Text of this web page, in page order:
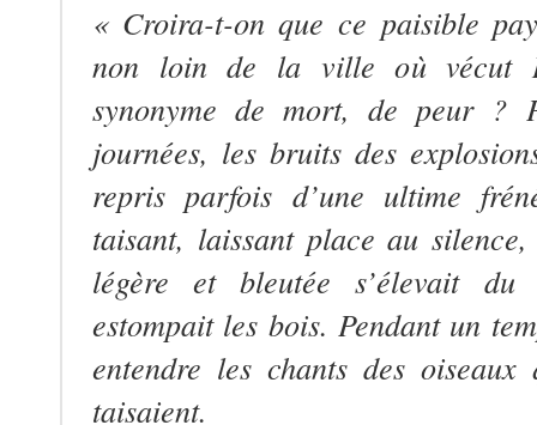
« Croira-t-on que ce paisible
non loin de la ville où vécut
synonyme de mort, de peur
journées, les bruits des
repris parfois d’une ultime
taisant, laissant place au
légère et bleutée s’élevait
estompait les bois. Pendant un
entendre les chants des
taisaient.